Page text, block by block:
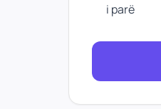
i parë